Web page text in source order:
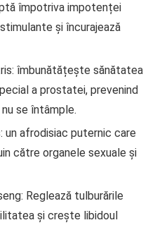
împotriva impotenței
și încurajează
îmbunătățește sănătatea
a prostatei, prevenind
se întâmple.
un afrodisiac puternic care
către organele sexuale și
Reglează tulburările
și crește libidoul